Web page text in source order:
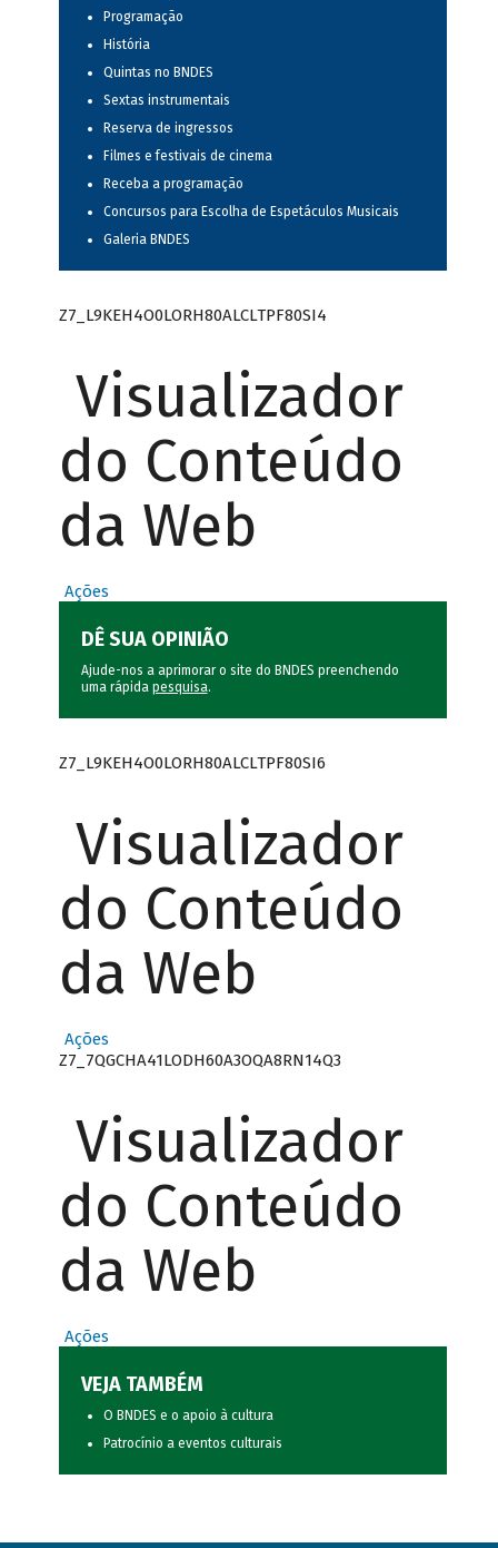
Programação
História
Quintas no BNDES
Sextas instrumentais
Reserva de ingressos
Filmes e festivais de cinema
Receba a programação
Concursos para Escolha de Espetáculos Musicais
Galeria BNDES
Z7_L9KEH4O0LORH80ALCLTPF80SI4
Visualizador
do Conteúdo
da Web
Ações
DÊ SUA OPINIÃO
Ajude-nos a aprimorar o site do BNDES preenchendo
uma rápida pesquisa.
Z7_L9KEH4O0LORH80ALCLTPF80SI6
Visualizador
do Conteúdo
da Web
Ações
Z7_7QGCHA41LODH60A3OQA8RN14Q3
Visualizador
do Conteúdo
da Web
Ações
VEJA TAMBÉM
O BNDES e o apoio à cultura
Patrocínio a eventos culturais